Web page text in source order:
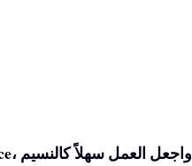
Office Tab - تمكين التحرير والتصفح عبر علامات التبويب في Microsoft Office، واجعل العمل سهلاً كالنسيم